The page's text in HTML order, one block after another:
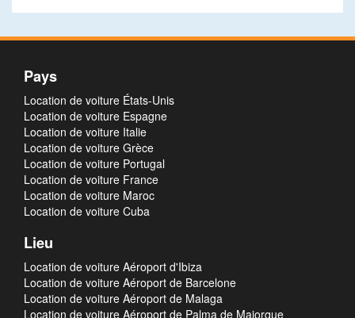
Pays
Location de voiture États-Unis
Location de voiture Espagne
Location de voiture Italie
Location de voiture Grèce
Location de voiture Portugal
Location de voiture France
Location de voiture Maroc
Location de voiture Cuba
Lieu
Location de voiture Aéroport d'Ibiza
Location de voiture Aéroport de Barcelone
Location de voiture Aéroport de Malaga
Location de voiture Aéroport de Palma de Majorque